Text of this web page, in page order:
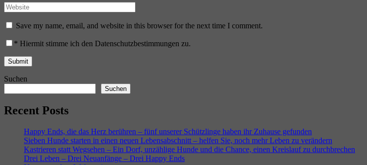
Save my name, email, and website in this browser for the next time I comment.
* Hiermit stimme ich den Datenschutzbestimmungen zu.
Suchen
Suchen
Recent Posts
Happy Ends, die das Herz berühren – fünf unserer Schützlinge haben ihr Zuhause gefunden
Sieben Hunde starten in einen neuen Lebensabschnitt – helfen Sie, noch mehr Leben zu verändern
Kastrieren statt Wegsehen – Ein Dorf, unzählige Hunde und die Chance, einen Kreislauf zu durchbrechen
Drei Leben – Drei Neuanfänge – Drei Happy Ends